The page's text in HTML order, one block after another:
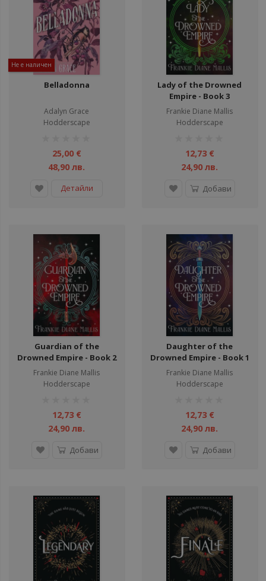
Не е наличен
Belladonna
Adalyn Grace
Hodderscape
25,00 €
48,90 лв.
Детайли
Lady of the Drowned
Empire - Book 3
Frankie Diane Mallis
Hodderscape
12,73 €
24,90 лв.
Добави
Guardian of the
Drowned Empire - Book 2
Frankie Diane Mallis
Hodderscape
12,73 €
24,90 лв.
Добави
Daughter of the
Drowned Empire - Book 1
Frankie Diane Mallis
Hodderscape
12,73 €
24,90 лв.
Добави